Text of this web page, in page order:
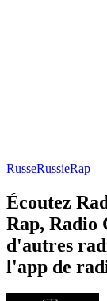
RusseRussieRap
Écoutez
Rap, Radio
d'autres
l'app de